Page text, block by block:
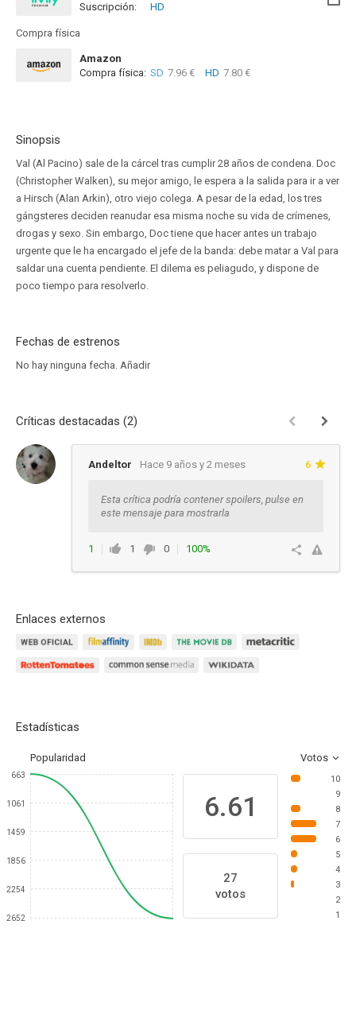
Disponible hasta el Mié, 22 Mar 2028 (Queda 1 año)
Suscripción: HD
Compra física
Amazon
Compra física: SD 7.96 € HD 7.80 €
Sinopsis
Val (Al Pacino) sale de la cárcel tras cumplir 28 años de condena. Doc
(Christopher Walken), su mejor amigo, le espera a la salida para ir a ver
a Hirsch (Alan Arkin), otro viejo colega. A pesar de la edad, los tres
gángsteres deciden reanudar esa misma noche su vida de crímenes,
drogas y sexo. Sin embargo, Doc tiene que hacer antes un trabajo
urgente que le ha encargado el jefe de la banda: debe matar a Val para
saldar una cuenta pendiente. El dilema es peliagudo, y dispone de
poco tiempo para resolverlo.
Fechas de estrenos
No hay ninguna fecha. Añadir
Críticas destacadas (2)
Andeltor Hace 9 años y 2 meses 6
Esta crítica podría contener spoilers, pulse en
este mensaje para mostrarla
1 1 0
100%
Enlaces externos
Estadísticas
Popularidad Votos
663
1061
1459
1856
2254
2652
6.61
27
votos
10
9
8
7
6
5
4
3
2
1